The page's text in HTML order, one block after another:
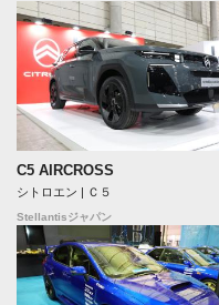
C5 AIRCROSS
シトロエン | Ｃ５
Stellantisジャパン